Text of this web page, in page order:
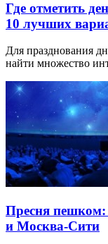
Где отметить
10 лучших
Для празднования
найти множество
Пресня пешком:
и Москва-Сити